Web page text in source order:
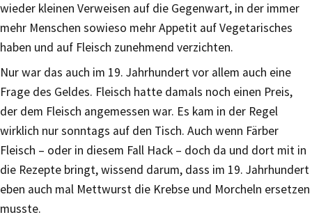
wieder kleinen Verweisen auf die Gegenwart, in der immer
mehr Menschen sowieso mehr Appetit auf Vegetarisches
haben und auf Fleisch zunehmend verzichten.
Nur war das auch im 19. Jahrhundert vor allem auch eine
Frage des Geldes. Fleisch hatte damals noch einen Preis,
der dem Fleisch angemessen war. Es kam in der Regel
wirklich nur sonntags auf den Tisch. Auch wenn Färber
Fleisch – oder in diesem Fall Hack – doch da und dort mit in
die Rezepte bringt, wissend darum, dass im 19. Jahrhundert
eben auch mal Mettwurst die Krebse und Morcheln ersetzen
musste.